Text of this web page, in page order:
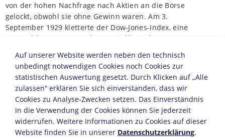
von der hohen Nachfrage nach Aktien an die Börse
gelockt, obwohl sie ohne Gewinn waren. Am 3.
September 1929 kletterte der Dow-Jones-Index, eine
Kennzahl zur Messung der Entwicklung des US-
innerhalb von zwei Jahren hatte sich der Dow-Jones
verdoppelt.
Nach dem Einsetzen eines Konjunkturabschwunges
blieben weitere Kursgewinne aus. Warnungen aus
Finanzkreisen vor dem Platzen der Spekulationsblase
wurden weitgehend ignoriert. Da weitere Nachfrage
nach Wertpapieren fehlte, begann ab dem 14. Oktober
Auf unserer Website werden neben den technisch
unbedingt notwendigen Cookies noch Cookies zur
statistischen Auswertung gesetzt. Durch Klicken auf „Alle
zulassen“ erklären Sie sich einverstanden, dass wir
Cookies zu Analyse-Zwecken setzen. Das Einverständnis
in die Verwendung der Cookies können Sie jederzeit
widerrufen. Weitere Informationen zu Cookies auf dieser
Website finden Sie in unserer Datenschutzerklärung.